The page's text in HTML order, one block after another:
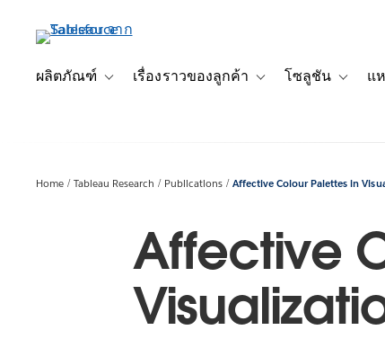
เนื้อหาผลิตภัณฑ์
Toggle sub-navigation for ผลิตภัณฑ์
เรื่องราวของลูกค้า
Toggle sub-navigation
โซลูชัน
Toggle
แ
Home Tableau Research Publications Affective Colour Palettes in
Affective